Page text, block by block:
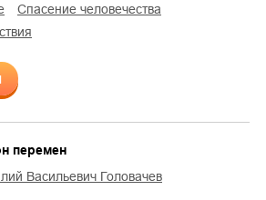
спасение человечества
перемен
Васильевич Головачев